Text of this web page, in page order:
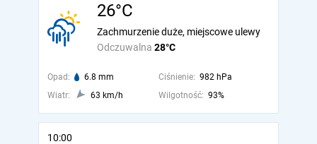
26°C
Odczuwalna 28°C
Zachmurzenie duże, miejscowe ulewy
Opad: 6.8 mm Ciśnienie: 982 hPa
Wiatr:
63 km/h Wilgotność: 93%
10:00